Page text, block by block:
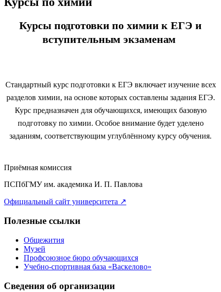
Курсы подготовки по химии к ЕГЭ и
вступительным экзаменам
Стандартный курс подготовки к ЕГЭ включает изучение всех
разделов химии, на основе которых составлены задания ЕГЭ.
Курс предназначен для обучающихся, имеющих базовую
подготовку по химии. Особое внимание будет уделено
заданиям, соответствующим углублённому курсу обучения.
Приёмная комиссия
ПСПбГМУ им. академика И. П. Павлова
Официальный сайт университета ↗
Полезные ссылки
Общежития
Музей
Профсоюзное бюро обучающихся
Учебно-спортивная база «Васкелово»
Сведения об организации